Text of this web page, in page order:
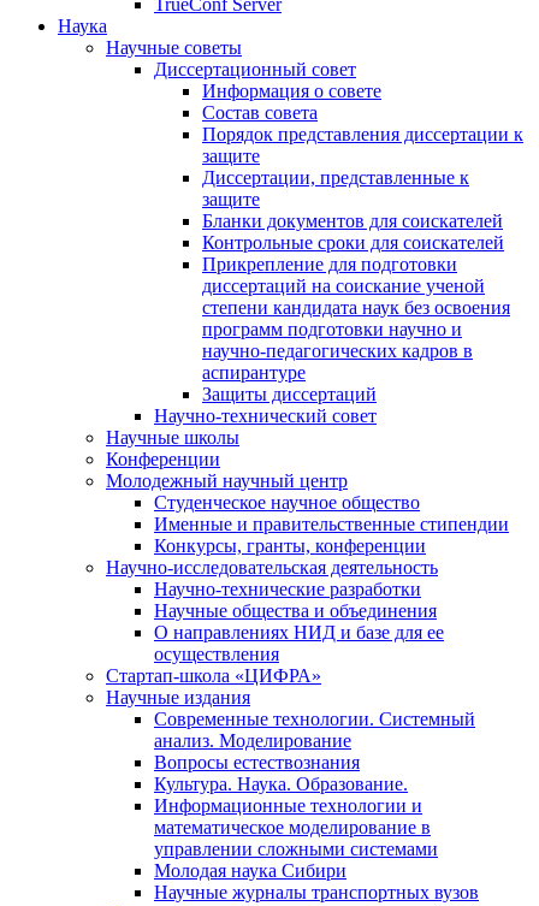
TrueConf Server
Наука
Научные советы
Диссертационный совет
Информация о совете
Состав совета
Порядок представления диссертации к
защите
Диссертации, представленные к
защите
Бланки документов для соискателей
Контрольные сроки для соискателей
Прикрепление для подготовки
диссертаций на соискание ученой
степени кандидата наук без освоения
программ подготовки научно и
научно-педагогических кадров в
аспирантуре
Защиты диссертаций
Научно-технический совет
Научные школы
Конференции
Молодежный научный центр
Студенческое научное общество
Именные и правительственные стипендии
Конкурсы, гранты, конференции
Научно-исследовательская деятельность
Научно-технические разработки
Научные общества и объединения
О направлениях НИД и базе для ее
осуществления
Стартап-школа «ЦИФРА»
Научные издания
Современные технологии. Системный
анализ. Моделирование
Вопросы естествознания
Культура. Наука. Образование.
Информационные технологии и
математическое моделирование в
управлении сложными системами
Молодая наука Сибири
Научные журналы транспортных вузов